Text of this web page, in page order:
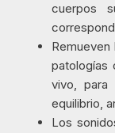
cuerpos
patologías
vivo, para
equilibrio,
Los